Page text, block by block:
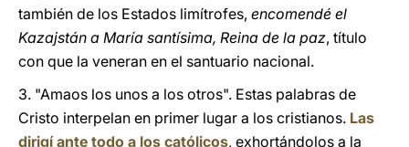
también de los Estados limítrofes, encomendé el
Kazajstán a María santísima, Reina de la paz, título
con que la veneran en el santuario nacional.
3. "Amaos los unos a los otros". Estas palabras de
Cristo interpelan en primer lugar a los cristianos. Las
dirigí ante todo a los católicos, exhortándolos a la